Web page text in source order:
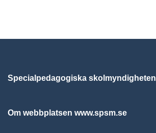
Specialpedagogiska skolmyndigheten
Om webbplatsen www.spsm.se